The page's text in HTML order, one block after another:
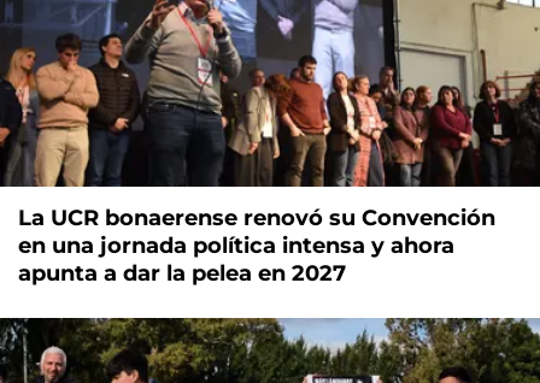
La UCR bonaerense renovó su Convención
en una jornada política intensa y ahora
apunta a dar la pelea en 2027